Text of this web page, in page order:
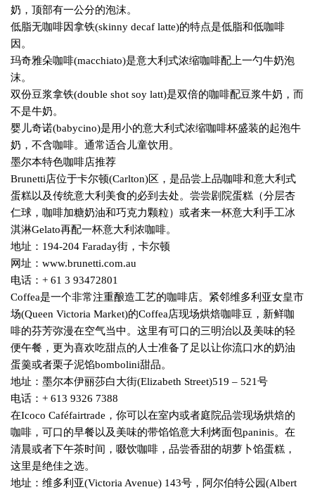
奶，顶部有一公分的泡沫。
低脂无咖啡因拿铁(skinny decaf latte)的特点是低脂和低咖啡
因。
玛奇雅朵咖啡(macchiato)是意大利式浓缩咖啡配上一勺牛奶泡
沫。
双份豆浆拿铁(double shot soy latt)是双倍的咖啡配豆浆牛奶，而
不是牛奶。
婴儿奇诺(babycino)是用小的意大利式浓缩咖啡杯盛装的起泡牛
奶，不含咖啡。通常适合儿童饮用。
墨尔本特色咖啡店推荐
Brunetti店位于卡尔顿(Carlton)区，是品尝上品咖啡和意大利式
蛋糕以及传统意大利美食的必到去处。尝尝剧院蛋糕（分层杏
仁球，咖啡加糖奶油和巧克力颗粒）或者来一杯意大利手工冰
淇淋Gelato再配一杯意大利浓咖啡。
地址： 194-204 Faraday街，卡尔顿
网址： www.brunetti.com.au
电话： + 61 3 93472801
Coffea是一个非常注重酿造工艺的咖啡店。紧邻维多利亚女皇市
场(Queen Victoria Market)的Coffea店现场烘焙咖啡豆，新鲜咖
啡的芬芳弥漫在空气当中。这里有可口的三明治以及美味的轻
便午餐，更为喜欢吃甜点的人士准备了足以让你流口水的奶油
蛋羹或者栗子泥馅bombolini甜品。
地址：墨尔本伊丽莎白大街(Elizabeth Street)519 – 521号
电话： + 613 9326 7388
在Icoco Caféfairtrade ，你可以在室内或者庭院品尝现场烘焙的
咖啡，可口的早餐以及美味的带馅馅意大利烤面包paninis。在
清晨或者下午茶时间，啜饮咖啡，品尝香甜的胡萝卜馅蛋糕，
这里是绝佳之选。
地址：维多利亚(Victoria Avenue) 143号，阿尔伯特公园(Albert